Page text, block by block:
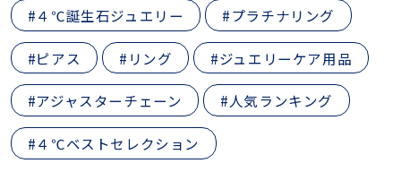
#４℃誕生石ジュエリー #プラチナリング
#ピアス #リング #ジュエリーケア用品
#アジャスターチェーン #人気ランキング
#４℃ベストセレクション